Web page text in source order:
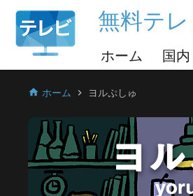
無料テ
ホーム 国
home ホーム chevron_right ヨルぷしゅ